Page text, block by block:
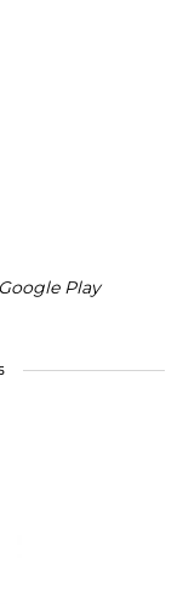
Google Play